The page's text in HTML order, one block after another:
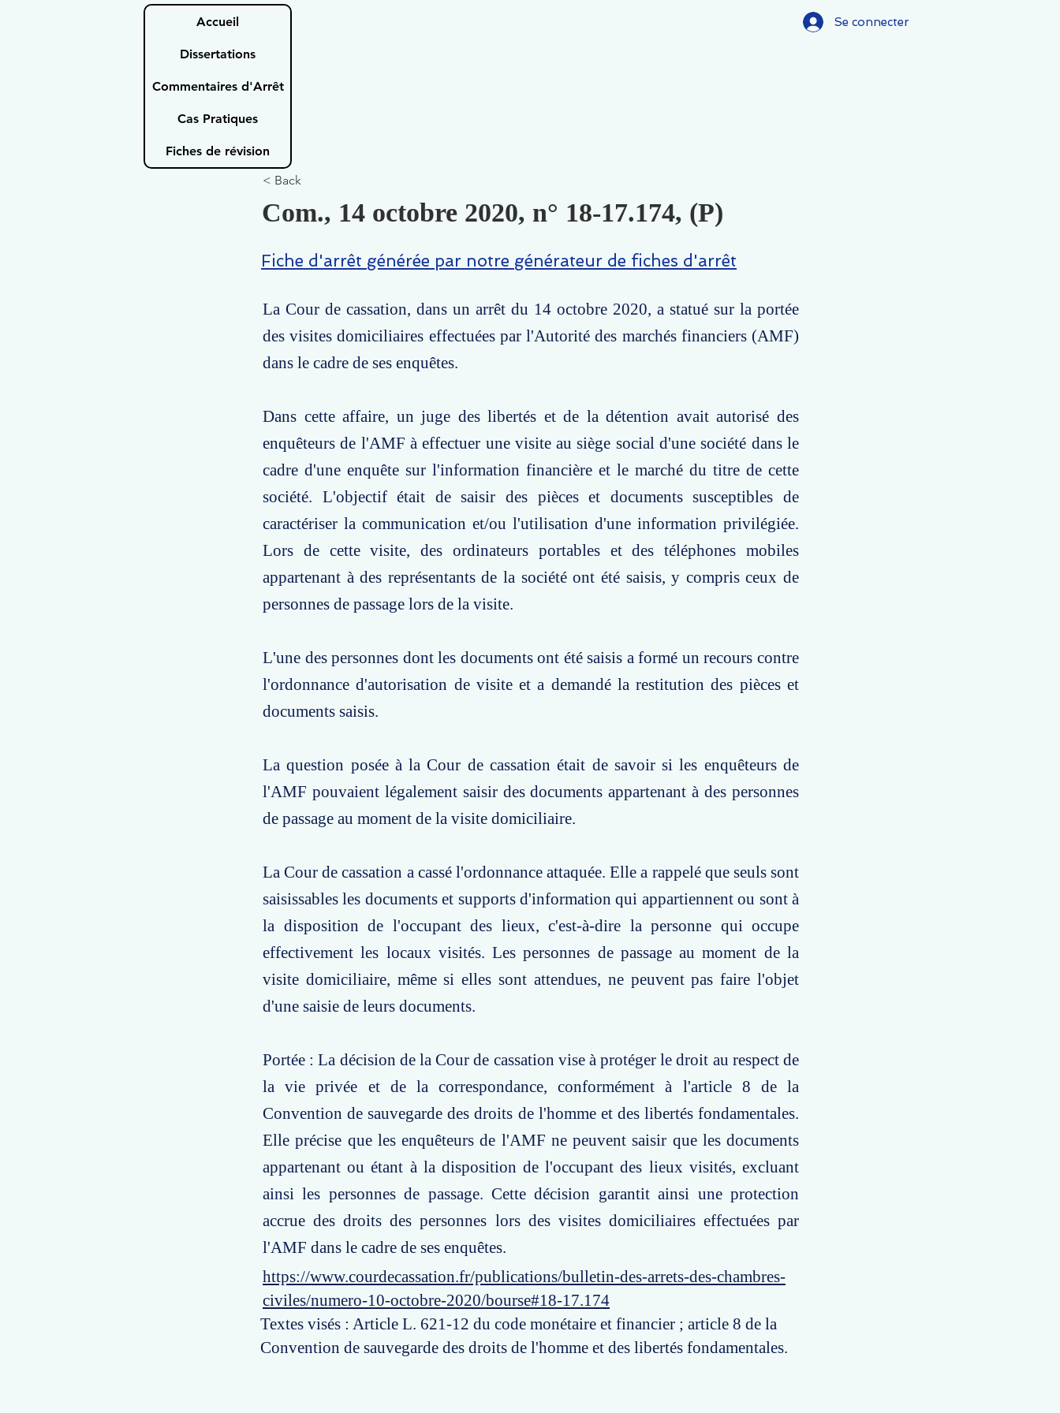
Accueil
Dissertations
Commentaires d'Arrêt
Cas Pratiques
Fiches de révision
Se connecter
< Back
Com., 14 octobre 2020, n° 18-17.174, (P)
Fiche d'arrêt générée par notre générateur de fiches d'arrêt
La Cour de cassation, dans un arrêt du 14 octobre 2020, a statué sur la portée
des visites domiciliaires effectuées par l'Autorité des marchés financiers (AMF)
dans le cadre de ses enquêtes.
Dans cette affaire, un juge des libertés et de la détention avait autorisé des
enquêteurs de l'AMF à effectuer une visite au siège social d'une société dans le
cadre d'une enquête sur l'information financière et le marché du titre de cette
société. L'objectif était de saisir des pièces et documents susceptibles de
caractériser la communication et/ou l'utilisation d'une information privilégiée.
Lors de cette visite, des ordinateurs portables et des téléphones mobiles
appartenant à des représentants de la société ont été saisis, y compris ceux de
personnes de passage lors de la visite.
L'une des personnes dont les documents ont été saisis a formé un recours contre
l'ordonnance d'autorisation de visite et a demandé la restitution des pièces et
documents saisis.
La question posée à la Cour de cassation était de savoir si les enquêteurs de
l'AMF pouvaient légalement saisir des documents appartenant à des personnes
de passage au moment de la visite domiciliaire.
La Cour de cassation a cassé l'ordonnance attaquée. Elle a rappelé que seuls sont
saisissables les documents et supports d'information qui appartiennent ou sont à
la disposition de l'occupant des lieux, c'est-à-dire la personne qui occupe
effectivement les locaux visités. Les personnes de passage au moment de la
visite domiciliaire, même si elles sont attendues, ne peuvent pas faire l'objet
d'une saisie de leurs documents.
Portée : La décision de la Cour de cassation vise à protéger le droit au respect de
la vie privée et de la correspondance, conformément à l'article 8 de la
Convention de sauvegarde des droits de l'homme et des libertés fondamentales.
Elle précise que les enquêteurs de l'AMF ne peuvent saisir que les documents
appartenant ou étant à la disposition de l'occupant des lieux visités, excluant
ainsi les personnes de passage. Cette décision garantit ainsi une protection
accrue des droits des personnes lors des visites domiciliaires effectuées par
l'AMF dans le cadre de ses enquêtes.
https://www.courdecassation.fr/publications/bulletin-des-arrets-des-chambres-
civiles/numero-10-octobre-2020/bourse#18-17.174
Textes visés : Article L. 621-12 du code monétaire et financier ; article 8 de la
Convention de sauvegarde des droits de l'homme et des libertés fondamentales.